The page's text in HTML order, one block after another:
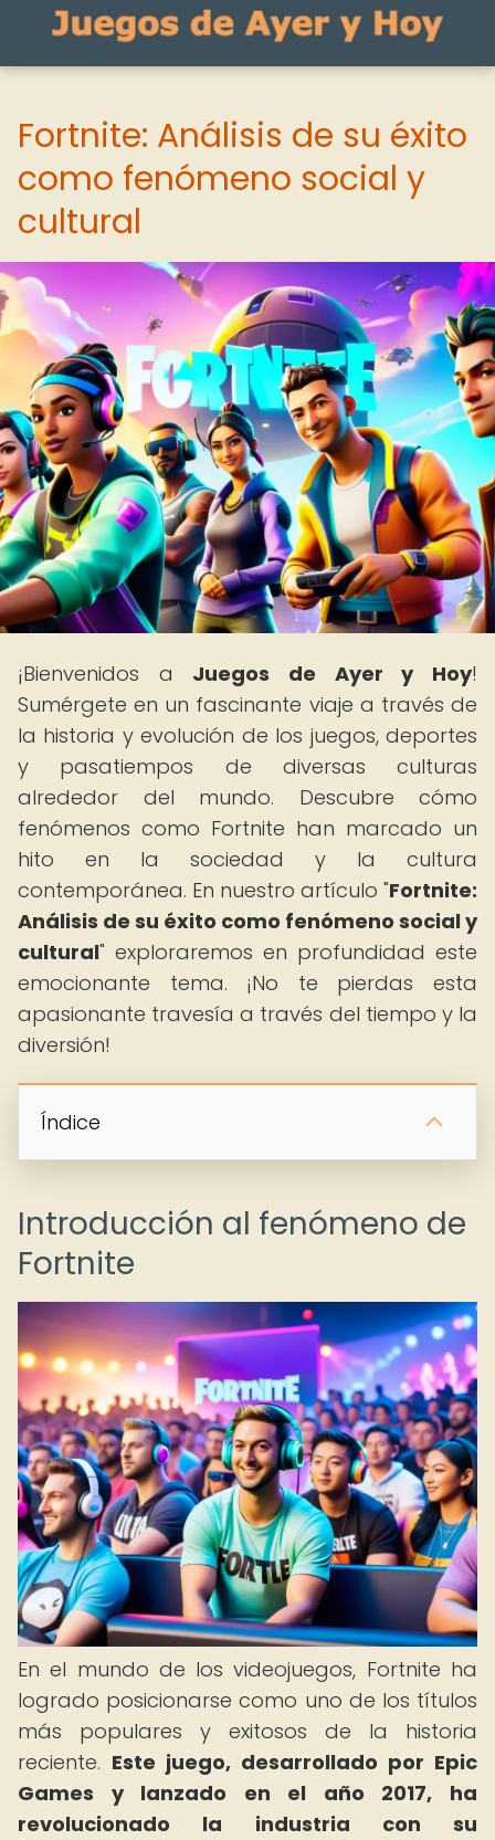
Fortnite: Análisis de su éxito
como fenómeno social y
cultural
¡Bienvenidos a Juegos de Ayer y Hoy!
Sumérgete en un fascinante viaje a través de
la historia y evolución de los juegos, deportes
y pasatiempos de diversas culturas
alrededor del mundo. Descubre cómo
fenómenos como Fortnite han marcado un
hito en la sociedad y la cultura
contemporánea. En nuestro artículo "Fortnite:
Análisis de su éxito como fenómeno social y
cultural" exploraremos en profundidad este
emocionante tema. ¡No te pierdas esta
apasionante travesía a través del tiempo y la
diversión!
Índice
Introducción al fenómeno de
Fortnite
En el mundo de los videojuegos, Fortnite ha
logrado posicionarse como uno de los títulos
más populares y exitosos de la historia
reciente. Este juego, desarrollado por Epic
Games y lanzado en el año 2017, ha
revolucionado la industria con su